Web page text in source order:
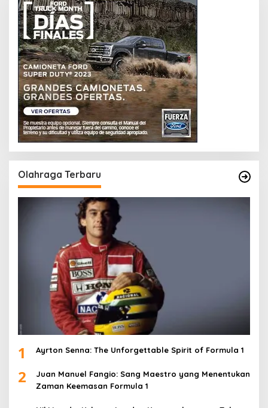
Olahraga Terbaru
1 Ayrton Senna: The Unforgettable Spirit of Formula 1
2
Juan Manuel Fangio: Sang Maestro yang Menentukan
Zaman Keemasan Formula 1